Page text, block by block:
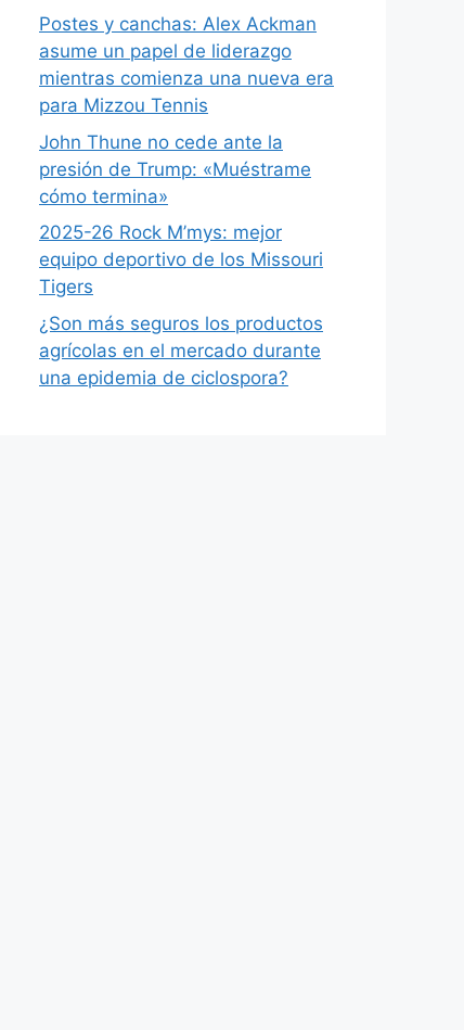
Postes y canchas: Alex Ackman
asume un papel de liderazgo
mientras comienza una nueva era
para Mizzou Tennis
John Thune no cede ante la
presión de Trump: «Muéstrame
cómo termina»
2025-26 Rock M’mys: mejor
equipo deportivo de los Missouri
Tigers
¿Son más seguros los productos
agrícolas en el mercado durante
una epidemia de ciclospora?